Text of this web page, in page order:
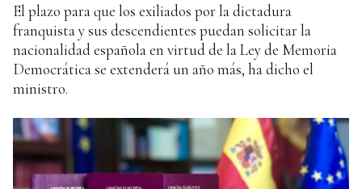
El plazo para que los exiliados por la dictadura
franquista y sus descendientes puedan solicitar la
nacionalidad española en virtud de la Ley de Memoria
Democrática se extenderá un año más, ha dicho el
ministro.